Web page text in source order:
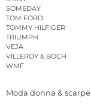
SOMEDAY
TOM FORD
TOMMY HILFIGER
TRIUMPH
VEJA
VILLEROY & BOCH
WMF
Moda donna & scarpe